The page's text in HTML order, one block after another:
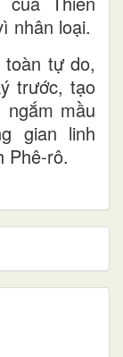
nhân loại.
toàn tự do,
trước, tạo
ngắm mầu
gian linh
Phê-rô.